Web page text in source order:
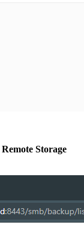
Remote Storage